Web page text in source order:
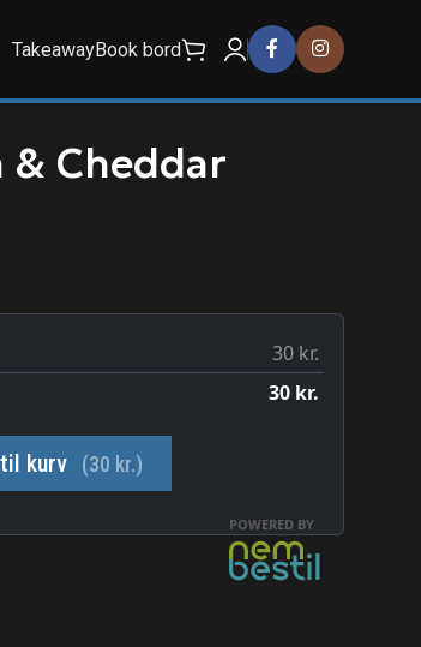
TakeawayBook bord
& Cheddar